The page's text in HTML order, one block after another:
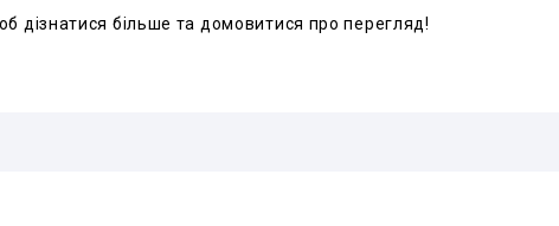
дізнатися більше та домовитися про перегляд!